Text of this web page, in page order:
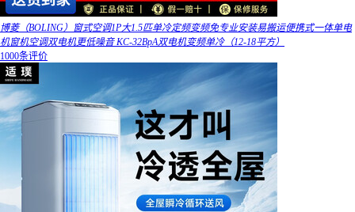
博菱（BOLING）窗式空调1P大1.5匹单冷定频变频免专业安装易搬运便携式一体单电
机窗机空调双电机更低噪音 KC-32BpA双电机变频单冷（12-18平方）
1000条评价